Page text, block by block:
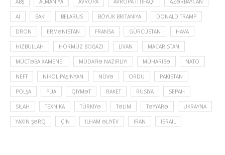
ABŞ ALMANIYA AVROPA AVROPA İTTIFAQI AZƏRBAYCAN
Aİ BAKI BELARUS BÖYÜK BRITANIYA DONALD TRAMP
DRON ERMƏNISTAN FRANSA GÜRCÜSTAN HAVA
HIZBULLAH HÖRMÜZ BOĞAZI LIVAN MACARISTAN
MÜCTƏBA XAMENEI MÜDAFIƏ NAZIRLIYI MÜHARIBƏ NATO
NEFT NIKOL PAŞINYAN NÜVƏ ORDU PAKISTAN
POLŞA PUA QIYMƏT RAKET RUSIYA SEPAH
SILAH TEXNIKA TÜRKIYƏ TƏLIM TƏYYARƏ UKRAYNA
YAXIN ŞƏRQ ÇIN İLHAM ƏLIYEV İRAN İSRAIL